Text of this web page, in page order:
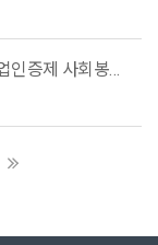
2026학년도 전기(2027년 2월) 졸업대상자 졸업인증제 사회봉사영역 서류 제출 안내